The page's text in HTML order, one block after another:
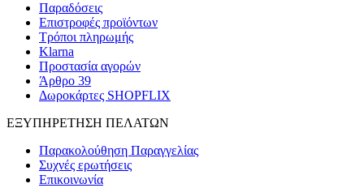
Παραδόσεις
Επιστροφές προϊόντων
Τρόποι πληρωμής
Klarna
Προστασία αγορών
Άρθρο 39
Δωροκάρτες SHOPFLIX
ΕΞΥΠΗΡΕΤΗΣΗ ΠΕΛΑΤΩΝ
Παρακολούθηση Παραγγελίας
Συχνές ερωτήσεις
Επικοινωνία